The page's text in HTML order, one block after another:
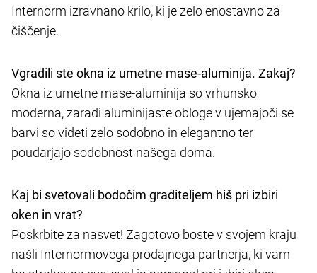
Internorm izravnano krilo, ki je zelo enostavno za
čiščenje.
Vgradili ste okna iz umetne mase-aluminija. Zakaj?
Okna iz umetne mase-aluminija so vrhunsko
moderna, zaradi aluminijaste obloge v ujemajoči se
barvi so videti zelo sodobno in elegantno ter
poudarjajo sodobnost našega doma.
Kaj bi svetovali bodočim graditeljem hiš pri izbiri
oken in vrat?
Poskrbite za nasvet! Zagotovo boste v svojem kraju
našli Internormovega prodajnega partnerja, ki vam